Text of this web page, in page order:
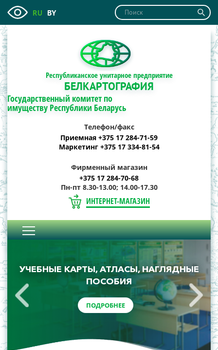
RU BY
Республиканское унитарное предприятие
БЕЛКАРТОГРАФИЯ
Государственный комитет по
имуществу Республики Беларусь
Телефон/факс
Приемная +375 17 284-71-59
Маркетинг +375 17 334-81-54
Фирменный магазин
+375 17 284-70-68
Пн-пт 8.30-13.00; 14.00-17.30
ИНТЕРНЕТ-МАГАЗИН
УЧЕБНЫЕ КАРТЫ, АТЛАСЫ, НАГЛЯДНЫЕ
ПОСОБИЯ
ПОДРОБНЕЕ